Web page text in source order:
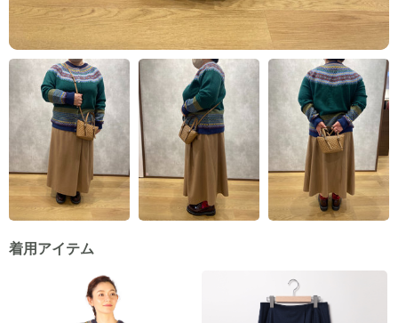
着用アイテム